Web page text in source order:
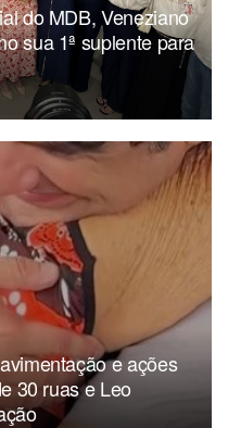
do MDB, Veneziano
sua 1ª suplente para
e ações
30 ruas e Leo